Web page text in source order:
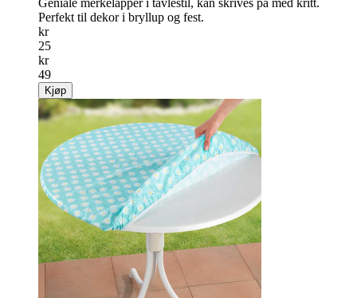
Geniale merkelapper i tavlestil, kan skrives på med kritt.
Perfekt til dekor i bryllup og fest.
kr
25
kr
49
Kjøp